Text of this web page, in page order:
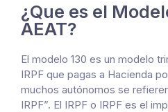
¿Que es el
AEAT?
El modelo 130 es un modelo
IRPF que pagas a Hacienda
muchos autónomos se
IRPF”. El IRPF o IRPF es el